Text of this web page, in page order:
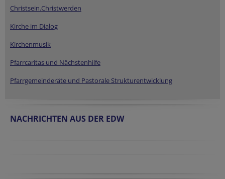
Christsein.Christwerden
Kirche im Dialog
Kirchenmusik
Pfarrcaritas und Nächstenhilfe
Pfarrgemeinderäte und Pastorale Strukturentwicklung
NACHRICHTEN AUS DER EDW